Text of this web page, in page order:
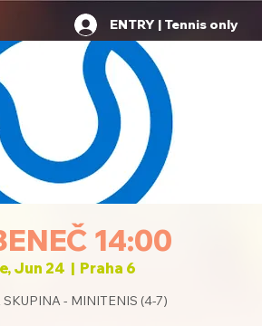
ENTRY | Tennis only
14:00
Jun 24
  |
Praha 6
- MINITENIS (4-7)